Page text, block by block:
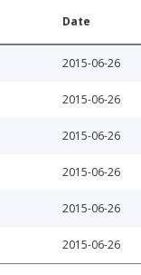
Date
2015-06-26
2015-06-26
2015-06-26
2015-06-26
2015-06-26
2015-06-26